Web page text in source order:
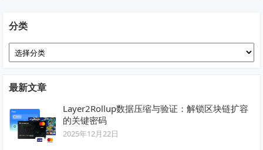
分类
分
类
最新文章
Layer2Rollup数据压缩与验证：解锁区块链扩容
的关键密码
2025年12月22日